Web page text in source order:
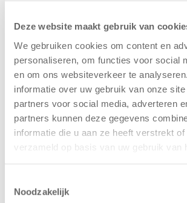
Deze website maakt gebruik van
We gebruiken cookies om content en
personaliseren, om functies voor social
en om ons websiteverkeer te
informatie over uw gebruik van onze
partners voor social media, adverteren
partners kunnen deze gegevens
informatie die u aan ze heeft verstrekt
verzameld op basis van uw gebruik van
Noodzakelijk
Gerelateerde berichten
Nieuwe locatie
Oldegaarde